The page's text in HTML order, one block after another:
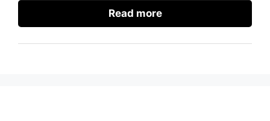
Read more